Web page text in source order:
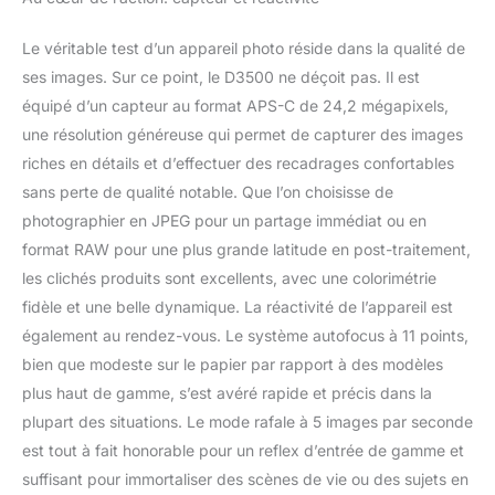
Le véritable test d’un appareil photo réside dans la qualité de
ses images. Sur ce point, le D3500 ne déçoit pas. Il est
équipé d’un capteur au format APS-C de 24,2 mégapixels,
une résolution généreuse qui permet de capturer des images
riches en détails et d’effectuer des recadrages confortables
sans perte de qualité notable. Que l’on choisisse de
photographier en JPEG pour un partage immédiat ou en
format RAW pour une plus grande latitude en post-traitement,
les clichés produits sont excellents, avec une colorimétrie
fidèle et une belle dynamique. La réactivité de l’appareil est
également au rendez-vous. Le système autofocus à 11 points,
bien que modeste sur le papier par rapport à des modèles
plus haut de gamme, s’est avéré rapide et précis dans la
plupart des situations. Le mode rafale à 5 images par seconde
est tout à fait honorable pour un reflex d’entrée de gamme et
suffisant pour immortaliser des scènes de vie ou des sujets en